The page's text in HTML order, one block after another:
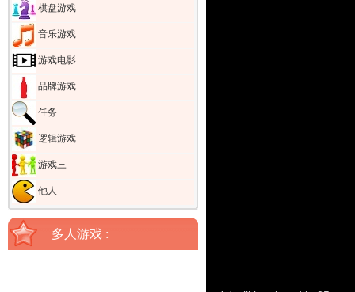
棋盘游戏
音乐游戏
游戏电影
品牌游戏
任务
逻辑游戏
游戏三
他人
多人游戏 :